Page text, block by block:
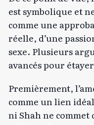
est symbolique et
comme une
réelle, d’une
sexe. Plusieurs
avancés pour
Premièrement,
comme un lien
ni Shah ne commet